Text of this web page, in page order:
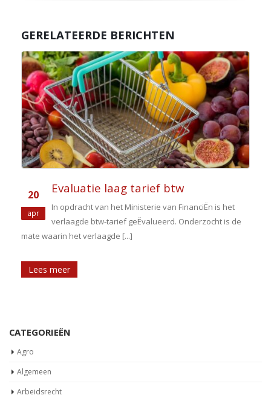
GERELATEERDE BERICHTEN
20
apr
Evaluatie laag tarief btw
In opdracht van het Ministerie van FinanciËn is het
verlaagde btw-tarief geËvalueerd. Onderzocht is de
mate waarin het verlaagde [...]
Lees meer
CATEGORIEËN
Agro
Algemeen
Arbeidsrecht